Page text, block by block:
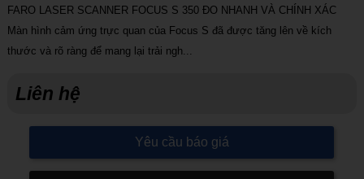
FARO LASER SCANNER FOCUS S 350 ĐO NHANH VÀ CHÍNH XÁC
Màn hình cảm ứng trực quan của Focus S đã được tăng lên về kích
thước và rõ ràng để mang lại trải ngh...
Liên hệ
Yêu cầu báo giá